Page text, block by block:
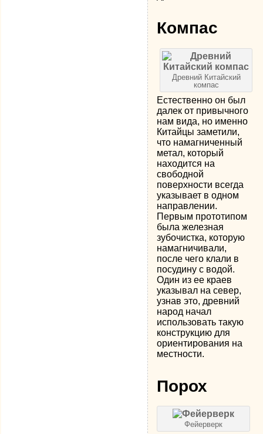
Компас
Древний Китайский
компас
Естественно он был
далек от привычного
нам вида, но именно
Китайцы заметили,
что намагниченный
метал, который
находится на
свободной
поверхности всегда
указывает в одном
направлении.
Первым прототипом
была железная
зубочистка, которую
намагничивали,
после чего клали в
посудину с водой.
Один из ее краев
указывал на север,
узнав это, древний
народ начал
использовать такую
конструкцию для
ориентирования на
местности.
Порох
Фейерверк